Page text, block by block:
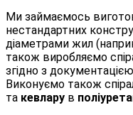
Ми займаємось
нестандартних
діаметрами жил
також виробляємо
згідно з
Виконуємо також
та кевлару в